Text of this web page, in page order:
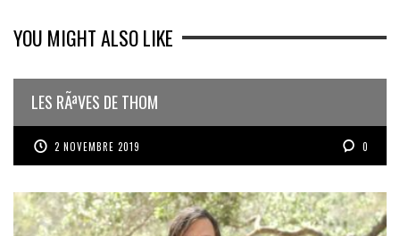
YOU MIGHT ALSO LIKE
LES RÃªVES DE THOM
2 NOVEMBRE 2019 0